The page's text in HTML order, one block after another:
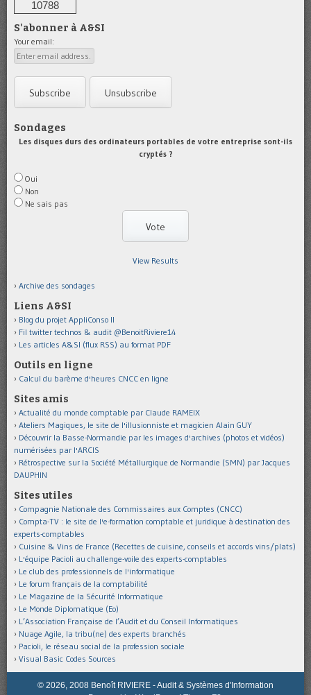
10788
S'abonner à A&SI
Your email:
Sondages
Les disques durs des ordinateurs portables de votre entreprise sont-ils
cryptés ?
Oui
Non
Ne sais pas
View Results
Archive des sondages
Liens A&SI
Blog du projet AppliConso II
Fil twitter technos & audit @BenoitRiviere14
Les articles A&SI (flux RSS) au format PDF
Outils en ligne
Calcul du barème d'heures CNCC en ligne
Sites amis
Actualité du monde comptable par Claude RAMEIX
Ateliers Magiques, le site de l'illusionniste et magicien Alain GUY
Découvrir la Basse-Normandie par les images d'archives (photos et vidéos)
numérisées par l'ARCIS
Rétrospective sur la Société Métallurgique de Normandie (SMN) par Jacques
DAUPHIN
Sites utiles
Compagnie Nationale des Commissaires aux Comptes (CNCC)
Compta-TV : le site de l'e-formation comptable et juridique à destination des
experts-comptables
Cuisine & Vins de France (Recettes de cuisine, conseils et accords vins/plats)
L'équipe Pacioli au challenge-voile des experts-comptables
Le club des professionnels de l'informatique
Le forum français de la comptabilité
Le Magazine de la Sécurité Informatique
Le Monde Diplomatique (Eo)
L’Association Française de l’Audit et du Conseil Informatiques
Nuage Agile, la tribu(ne) des experts branchés
Pacioli, le réseau social de la profession sociale
Visual Basic Codes Sources
© 2026, 2008 Benoît RIVIERE - Audit & Systèmes d'Information